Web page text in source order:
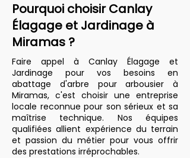
Pourquoi choisir Canlay
Élagage et Jardinage à
Miramas ?
Faire appel à Canlay Élagage et
Jardinage pour vos besoins en
abattage d'arbre pour arbousier à
Miramas, c'est choisir une entreprise
locale reconnue pour son sérieux et sa
maîtrise technique. Nos équipes
qualifiées allient expérience du terrain
et passion du métier pour vous offrir
des prestations irréprochables.